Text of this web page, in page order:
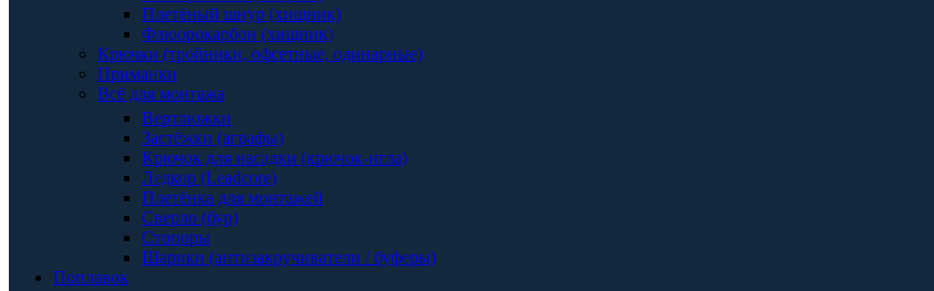
Плетёный шнур (хищник)
Флюорокарбон (хищник)
Крючки (тройники, офсетные, одинарные)
Приманки
Всё для монтажа
Вертлюжки
Застёжки (аграфы)
Крючок для насадки (крючок-игла)
Ледкор (Leadcore)
Плетёнка для монтажей
Сверло (бур)
Стопоры
Шарики (антизакручиватели / буферы)
Поплавок